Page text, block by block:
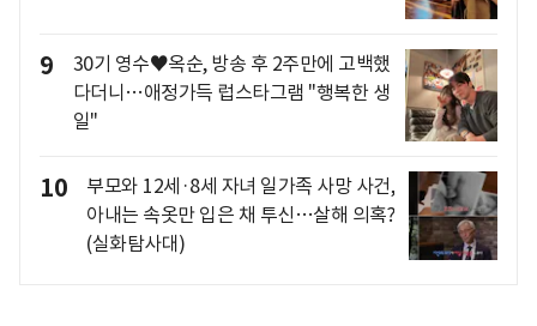
9
30기 영수♥옥순, 방송 후 2주만에 고백했
다더니…애정가득 럽스타그램 "행복한 생
일"
10
부모와 12세·8세 자녀 일가족 사망 사건,
아내는 속옷만 입은 채 투신…살해 의혹?
(실화탐사대)